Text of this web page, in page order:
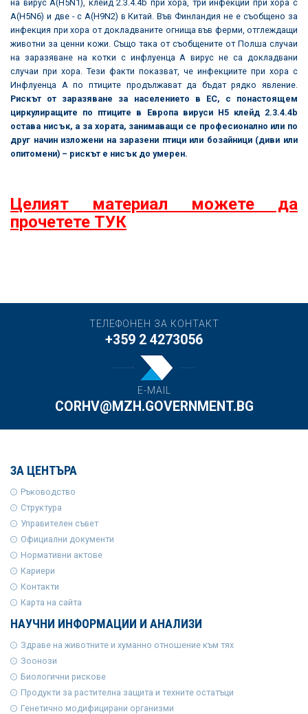
на вирус A(H5N1), клейд 2.3.4.4b при хора, три инфекции при хора с
A(H5N6) и две - с A(H9N2) в Китай. Във Финландия не е съобщено за
инфекция при хора от докладваните огнища във ферми, отглеждащи
животни за ценни кожи. Също така от съобщените от Полша случаи
на заразяване на котки с инфлуенца А вирус не са докладвани
случаи при хора. Тези факти показват, че инфекциите при хора с
Инфлуенца А по птиците продължават да бъдат рядко явление.
Рискът от заразяване за населението в ЕС, с понастоящем
циркулиращите по птиците в Европа вируси H5 клейд 2.3.4.4b
остава нисък, а за хората, занимаващи се професионално или по
друг начин изложени на заразени птици или бозайници (диви или
опитомени) – рискът е нисък до умерен.
Целият материал можете да
прочетете ТУК
ТЕЛЕФОНЕН ЗА КОНТАКТ
+359 2 4273056
E-MAIL
CORHV@MZH.GOVERNMENT.BG
ЗА ЦЕНТЪРА
Ръководство
Структура
Управителен съвет
Официални документи
Нормативни актове
Кариери
Контакти
Карта на сайта
НАУЧНИ ИНФОРМАЦИИ И АНАЛИЗИ
Здраве на животните и хуманно отношение към тях
Зоонози
Биологични рискове
Продукти за растителна защита и техните остатъци
Генетично модифицирани организми